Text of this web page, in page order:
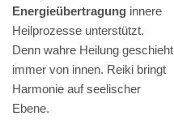
Energieübertragung innere
Heilprozesse unterstützt.
Denn wahre Heilung geschieht
immer von innen. Reiki bringt
Harmonie auf seelischer
Ebene.